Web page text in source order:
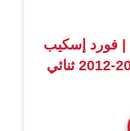
| فورد إسكيب
مازدا تريبي ميركوري مارينر 2001-2012 ثنائي